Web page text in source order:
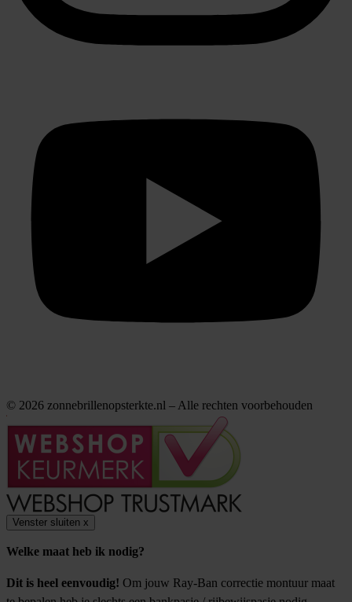
© 2026 zonnebrillenopsterkte.nl – Alle rechten voorbehouden
Venster sluiten x
Welke maat heb ik nodig?
Dit is heel eenvoudig! Om jouw Ray-Ban correctie montuur maat